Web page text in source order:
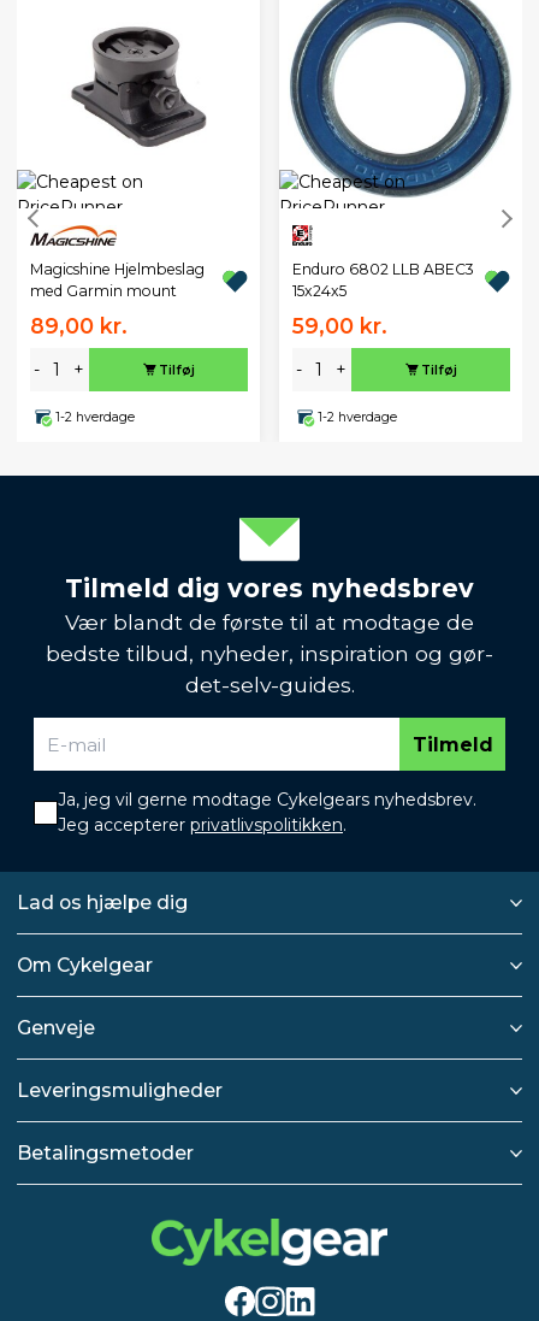
Magicshine Hjelmbeslag
med Garmin mount
89,00 kr.
- + Tilføj
1-2 hverdage
Enduro 6802 LLB ABEC3
15x24x5
59,00 kr.
- + Tilføj
1-2 hverdage
Tilmeld dig vores nyhedsbrev
Vær blandt de første til at modtage de
bedste tilbud, nyheder, inspiration og gør-
det-selv-guides.
Tilmeld
Ja, jeg vil gerne modtage Cykelgears nyhedsbrev.
Jeg accepterer privatlivspolitikken.
Lad os hjælpe dig
Om Cykelgear
Genveje
Leveringsmuligheder
Betalingsmetoder